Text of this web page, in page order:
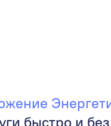
быстро и